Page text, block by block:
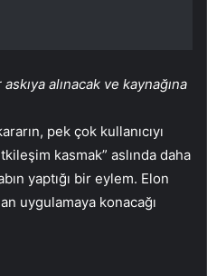
alınacak ve kaynağına
pek çok kullanıcıyı
kasmak” aslında daha
yaptığı bir eylem. Elon
uygulamaya konacağı